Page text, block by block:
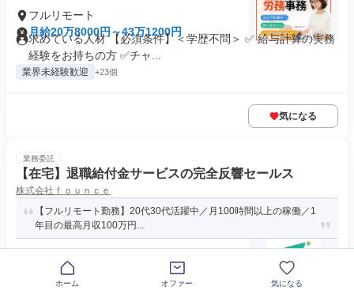
フルリモート
月給20万8000円～43万1200円
求めている人材 【必須条件】＜学歴不問＞ ✅ 給与計算の実務
経験をお持ちの方 ✅️チャ...
業界未経験歓迎 +23個
気になる
業務委託
【在宅】退職給付金サービスの完全反響セールス
株式会社ｆｏｕｎｃｅ
【フルリモート勤務】20代30代活躍中／月100時間以上の稼働／1
年目の最高月収100万円...
フルリモート
完全歩合制
求める人材: (必須) 稼働時間100時間程度 (必須) 営業経験が1
ホーム オファー 気になる